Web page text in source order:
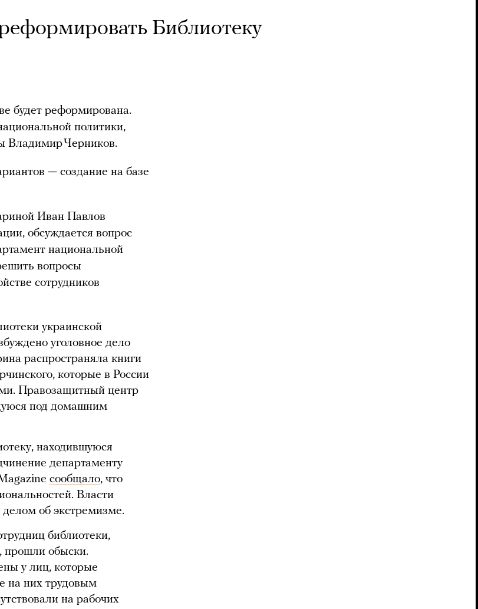
Библиотеку
будет реформирована.
политики,
Владимир Черников.
— создание на базе
Иван Павлов
обсуждается вопрос
национальной
вопросы
сотрудников
украинской
уголовное дело
распространяла книги
которые в России
Правозащитный центр
под домашним
находившуюся
департаменту
сообщало, что
Власти
об экстремизме.
библиотеки,
прошли обыски.
у лиц, которые
на них трудовым
на рабочих